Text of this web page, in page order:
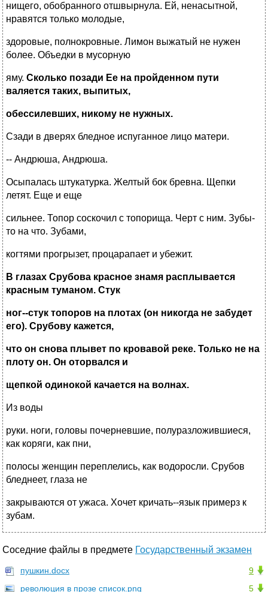
нищего, обобранного отшвырнула. Ей, ненасытной,
нравятся только молодые,
здоровые, полнокровные. Лимон выжатый не нужен
более. Объедки в мусорную
яму. Сколько позади Ее на пройденном пути
валяется таких, выпитых,
обессилевших, никому не нужных.
Сзади в дверях бледное испуганное лицо матери.
-- Андрюша, Андрюша.
Осыпалась штукатурка. Желтый бок бревна. Щепки
летят. Еще и еще
сильнее. Топор соскочил с топорища. Черт с ним. Зубы-
то на что. Зубами,
когтями прогрызет, процарапает и убежит.
В глазах Срубова красное знамя расплывается
красным туманом. Стук
ног--стук топоров на плотах (он никогда не забудет
его). Срубову кажется,
что он снова плывет по кровавой реке. Только не на
плоту он. Он оторвался и
щепкой одинокой качается на волнах.
Из воды
руки. ноги, головы почерневшие, полуразложившиеся,
как коряги, как пни,
полосы женщин переплелись, как водоросли. Срубов
бледнеет, глаза не
закрываются от ужаса. Хочет кричать--язык примерз к
зубам.
Соседние файлы в предмете Государственный экзамен
9
пушкин.docx
5
революция в прозе список.png